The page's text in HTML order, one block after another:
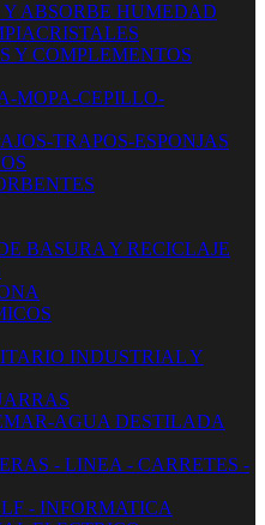
ABSORBE HUMEDAD
Y COMPLEMENTOS
MOPA-CEPILLO-
TRAPOS-ESPONJAS
BASURA Y RECICLAJE
INDUSTRIAL Y
AGUA DESTILADA
- LINEA - CARRETES -
- INFORMATICA